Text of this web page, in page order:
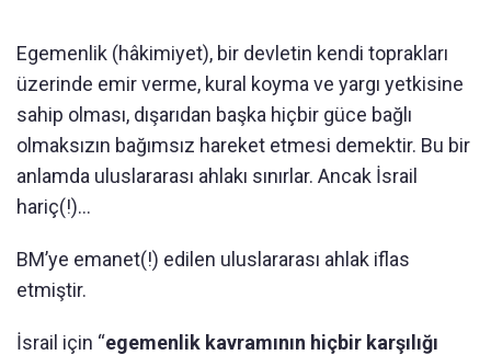
Egemenlik (hâkimiyet), bir devletin kendi toprakları
üzerinde emir verme, kural koyma ve yargı yetkisine
sahip olması, dışarıdan başka hiçbir güce bağlı
olmaksızın bağımsız hareket etmesi demektir. Bu bir
anlamda uluslararası ahlakı sınırlar. Ancak İsrail
hariç(!)…
BM’ye emanet(!) edilen uluslararası ahlak iflas
etmiştir.
İsrail için “egemenlik kavramının hiçbir karşılığı